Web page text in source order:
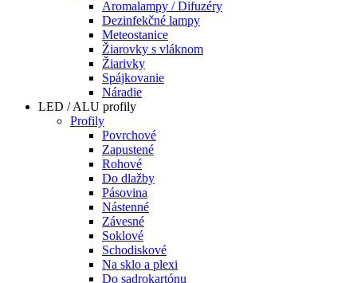
Aromalampy / Difuzéry
Dezinfekčné lampy
Meteostanice
Žiarovky s vláknom
Žiarivky
Spájkovanie
Náradie
LED / ALU profily
Profily
Povrchové
Zapustené
Rohové
Do dlažby
Pásovina
Nástenné
Závesné
Soklové
Schodiskové
Na sklo a plexi
Do sadrokartónu